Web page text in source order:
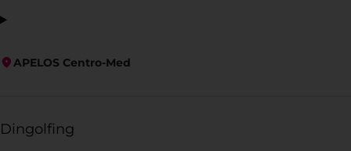
APELOS Centro-Med
Dingolfing